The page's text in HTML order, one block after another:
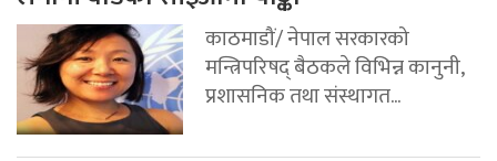
काठमाडौं/ नेपाल सरकारको
मन्त्रिपरिषद् बैठकले विभिन्न कानुनी,
प्रशासनिक तथा संस्थागत...